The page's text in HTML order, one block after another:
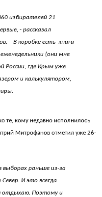
избирателей 21
- рассказал
– В коробке есть книги
(они мне
России, где Крым уже
и калькулятором,
те, кому недавно исполнилось
Митрофанов отметил уже 26-
выборах раньше из-за
И это всегда
отдыхаю. Поэтому и